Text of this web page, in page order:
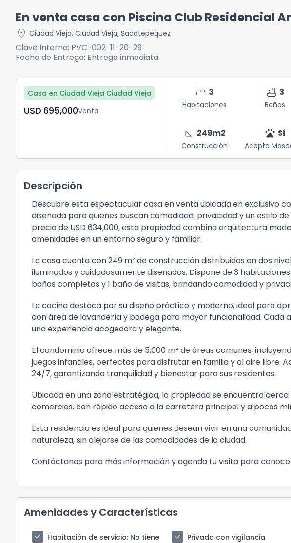
En venta casa con Piscina Club Residencial
location_on Ciudad Vieja, Ciudad Vieja, Sacatepequez
Clave Interna: PVC-002-11-20-29
Fecha de Entrega: Entrega inmediata
Casa en Ciudad Vieja Ciudad Vieja
USD	695,000Venta
bed 3
Habitaciones
bathtub 3
Baños
square_foot 249m2
Construcción
pets Sí
Acepta
Descripción
Descubre esta espectacular casa en venta ubicada en exclusivo
diseñada para quienes buscan comodidad, privacidad y un estilo
precio de USD 634,000, esta propiedad combina arquitectura
amenidades en un entorno seguro y familiar.
La casa cuenta con 249 m² de construcción distribuidos en dos
iluminados y cuidadosamente diseñados. Dispone de 3
baños completos y 1 baño de visitas, brindando comodidad y
La cocina destaca por su diseño práctico y moderno, ideal para
con área de lavandería y bodega para mayor funcionalidad. Cada
una experiencia acogedora y elegante.
El condominio ofrece más de 5,000 m² de áreas comunes,
juegos infantiles, perfectas para disfrutar en familia y al aire libre.
24/7, garantizando tranquilidad y bienestar para sus residentes.
Ubicada en una zona estratégica, la propiedad se encuentra cerca
comercios, con rápido acceso a la carretera principal y a pocos
Esta residencia es ideal para quienes desean vivir en una
naturaleza, sin alejarse de las comodidades de la ciudad.
Contáctanos para más información y agenda tu visita para
Amenidades y Características
check Habitación de servicio: No tiene check Privada con vigilancia